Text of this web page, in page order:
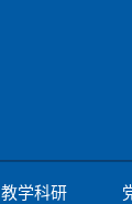
教学科研